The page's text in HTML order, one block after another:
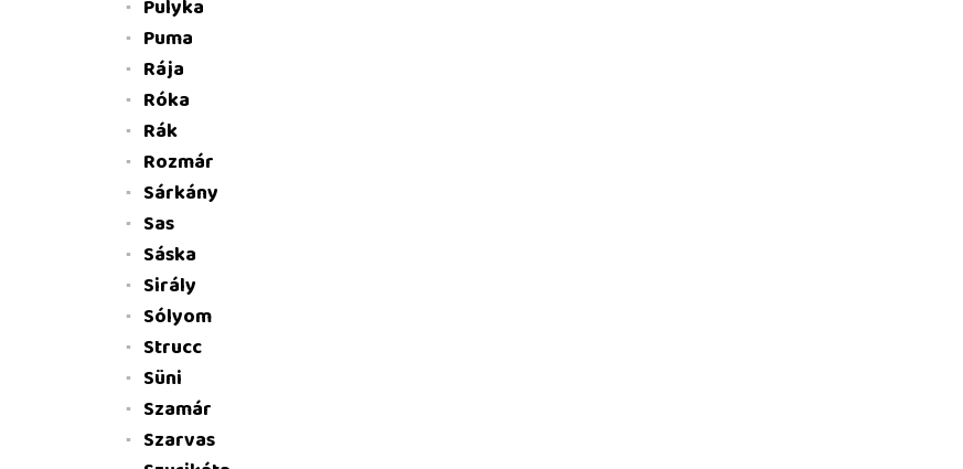
Pulyka
Puma
Rája
Róka
Rák
Rozmár
Sárkány
Sas
Sáska
Sirály
Sólyom
Strucc
Süni
Szamár
Szarvas